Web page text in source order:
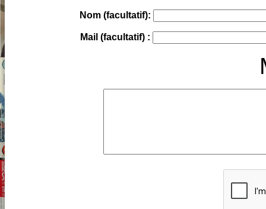
Nom (facultatif):
Mail (facultatif) :